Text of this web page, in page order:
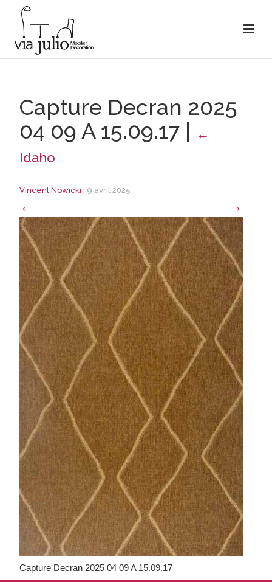
Capture Decran 2025
04 09 A 15.09.17 | ←
Idaho
Vincent Nowicki 9 avril 2025
← →
Capture Decran 2025 04 09 A 15.09.17